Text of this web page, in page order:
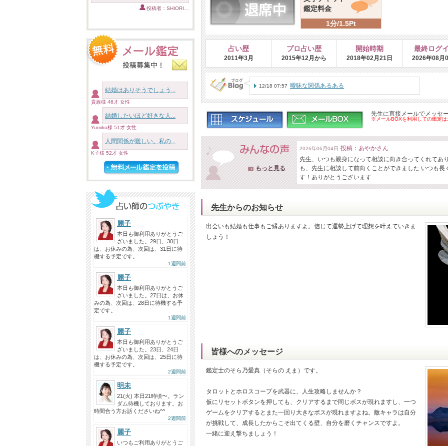
投稿者：SHIORI…
結婚はありそうでしょう...
貴族様 46才 女性
結婚したいほど好きな人...
Yumiko様 51才 女性
人間関係が難しい。私の...
K子様 52才 女性
麗子
本日も御利用ありがとうご
ざいました。29日、30日
は、お休みの為、次回は、31日に待
機する予定です。
1週間前
麗子
本日も御利用ありがとうご
ざいました。27日は、お休
みの為、次回は、28日に待機する予
定です。
1週間前
麗子
本日も御利用ありがとうご
ざいました。23日、24日
は、お休みの為、次回は、25日に待
機する予定です。
2週間前
明未
21(火) 本日21時頃〜。ラン
ダム待機しております。お
時間合う方お話くださいね^^
2週間前
麗子
いつもご利用ありがとうご
鑑定料金
1分/1.5Pt
占い歴
2011年3月
プロ占い歴
2015年12月から
開始時期
2018年02月21日
最終ログ
2026年08月
12/18 07:57 曖昧な関係あるある
先生に直接メールでメッセ
※メールBOXを利用しての鑑定
もっと見る
2026年06月04日 投稿：あやかさん
先生、いつも親身になって相談に向き合ってくれてあ
も、先生に相談して前向くことができました いつも
す！ありがとうございます
先生からのお知らせ
出会いも結婚も仕事もご縁ありますよ。信じて運勢上げて理想を叶えていきま
しょう！
皆様へのメッセージ
鑑定士のそら乃愛真（そらの えま）です。
タロットとホロスコープを武器に、人生攻略しませんか？
仮にリセットボタンを押しても、クリアするまで同じボスが現れますし、一つ
ゲームをクリアするとまた一回り大きなボスが現れますよね。敵キャラは自分
が挑戦して、成長したからこそ出てくる壁、自分を磨くチャンスですよ。
一緒に迎え撃ちましょう！